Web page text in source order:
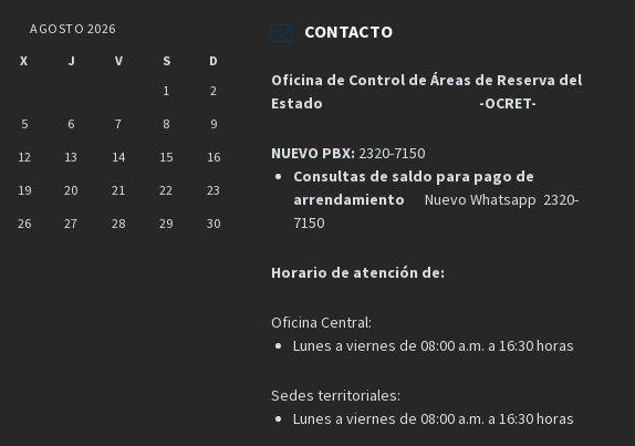
AGOSTO 2026
X J V S
D
1
2
5 6 7 8
9
12 13 14 15
16
19 20 21 22
23
26 27 28 29
30
CONTACTO
Oficina de Control de Áreas de Reserva del
Estado
-OCRET-
NUEVO PBX: 2320-7150
Consultas de saldo para pago de
arrendamiento Nuevo Whatsapp 2320-
7150
Horario de atención de:
Oficina Central:
Lunes a viernes de 08:00 a.m. a 16:30 horas
Sedes territoriales:
Lunes a viernes de 08:00 a.m. a 16:30 horas